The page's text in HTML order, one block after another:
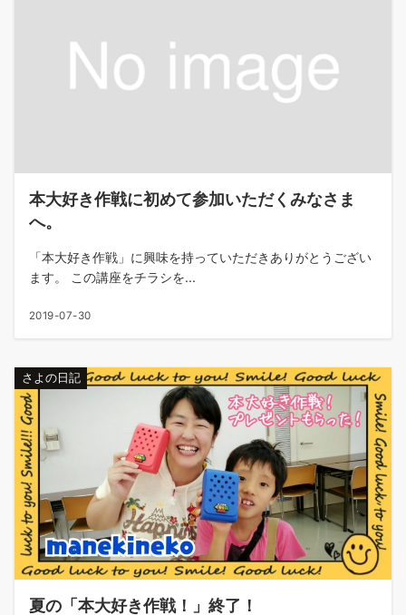
本大好き作戦に初めて参加いただくみなさま
へ。
「本大好き作戦」に興味を持っていただきありがとうござい
ます。 この講座をチラシを...
2019-07-30
さよの日記
夏の「本大好き作戦！」終了！